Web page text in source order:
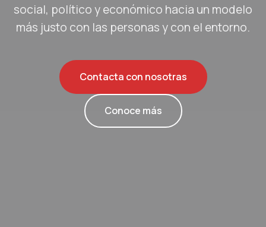
social, político y económico hacia un modelo
más justo con las personas y con el entorno.
Contacta con nosotras
Conoce más